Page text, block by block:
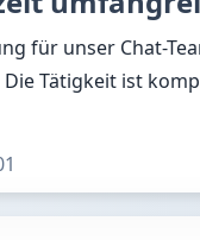
für unser Chat-
Tätigkeit ist